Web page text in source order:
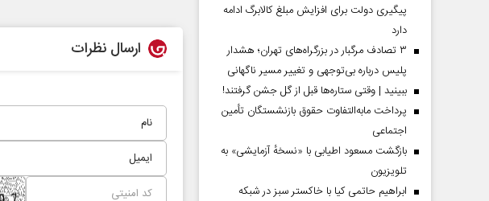
ارسال نظرات
پیگیری دولت برای افزایش مبلغ کالابرگ ادامه
دارد
۳ تصادف مرگبار در بزرگراه‌های تهران؛ هشدار
پلیس درباره بی‌توجهی و تغییر مسیر ناگهانی
ببینید | وقتی ستاره‌ها قبل از گل جشن گرفتند!
پرداخت مابه‌التفاوت حقوق بازنشستگان تأمین
اجتماعی
بازگشت مسعود اطیابی با «نسخهٔ آزمایشی» به
تلویزیون
ابراهیم حاتمی کیا با خاکستر سبز در شبکه